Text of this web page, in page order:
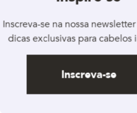
Inscreva-se na nossa
dicas exclusivas para cabelos
Inscreva-se